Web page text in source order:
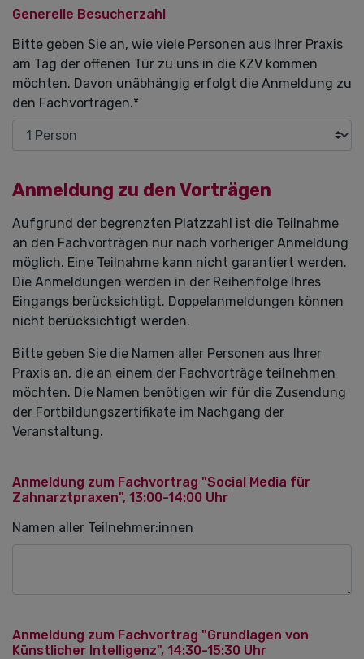
Generelle Besucherzahl
Pflichtfeld
Bitte geben Sie an, wie viele Personen aus Ihrer Praxis
am Tag der offenen Tür zu uns in die KZV kommen
möchten. Davon unäbhängig erfolgt die Anmeldung zu
den Fachvorträgen.*
Anmeldung zu den Vorträgen
Aufgrund der begrenzten Platzzahl ist die Teilnahme
an den Fachvorträgen nur nach vorheriger Anmeldung
möglich. Eine Teilnahme kann nicht garantiert werden.
Die Anmeldungen werden in der Reihenfolge Ihres
Eingangs berücksichtigt. Doppelanmeldungen können
nicht berücksichtigt werden.
Bitte geben Sie die Namen aller Personen aus Ihrer
Praxis an, die an einem der Fachvorträge teilnehmen
möchten. Die Namen benötigen wir für die Zusendung
der Fortbildungszertifikate im Nachgang der
Veranstaltung.
Anmeldung zum Fachvortrag "Social Media für
Zahnarztpraxen", 13:00-14:00 Uhr
Namen aller Teilnehmer:innen
Anmeldung zum Fachvortrag "Grundlagen von
Künstlicher Intelligenz", 14:30-15:30 Uhr